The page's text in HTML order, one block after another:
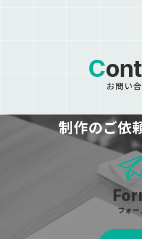
お問い
制作のご依
フォー